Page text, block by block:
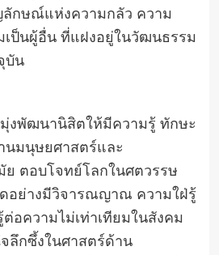
กษณ์แห่งความกลัว ความ
เป็นผู้อื่น ที่แฝงอยู่ในวัฒนธรรม
บัน
มุ่งพัฒนานิสิตให้มีความรู้ ทักษะ
นมนุษยศาสตร์และ
ตอบโจทย์โลกในศตวรรษ
อย่างมีวิจารณญาณ ความใฝ่รู้
อความไม่เท่าเทียมในสังคม
ลึกซึ้งในศาสตร์ด้าน